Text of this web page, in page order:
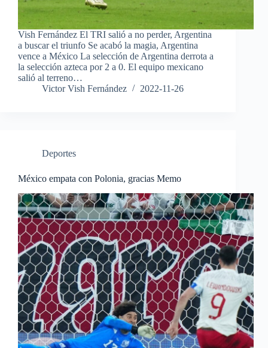
Vish Fernández El TRI salió a no perder, Argentina
a buscar el triunfo Se acabó la magia, Argentina
vence a México La selección de Argentina derrota a
la selección azteca por 2 a 0. El equipo mexicano
salió al terreno…
Victor Vish Fernández
2022-11-26
Deportes
México empata con Polonia, gracias Memo